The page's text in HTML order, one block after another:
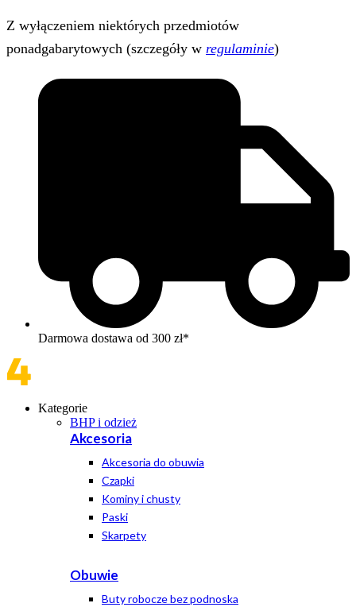
Z wyłączeniem niektórych przedmiotów
ponadgabarytowych (szczegóły w regulaminie)
Darmowa dostawa od 300 zł*
Kategorie
BHP i odzież
Akcesoria
Akcesoria do obuwia
Czapki
Kominy i chusty
Paski
Skarpety
Obuwie
Buty robocze bez podnoska